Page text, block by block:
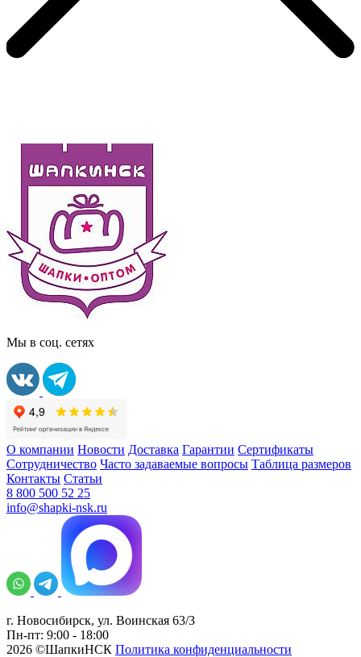
Мы в соц. сетях
О компании Новости Доставка Гарантии Сертификаты
Сотрудничество Часто задаваемые вопросы Таблица размеров
Контакты Статьи
8 800 500 52 25
info@shapki-nsk.ru
г. Новосибирск, ул. Воинская 63/3
Пн-пт: 9:00 - 18:00
2026 ©ШапкиНСК Политика конфиденциальности